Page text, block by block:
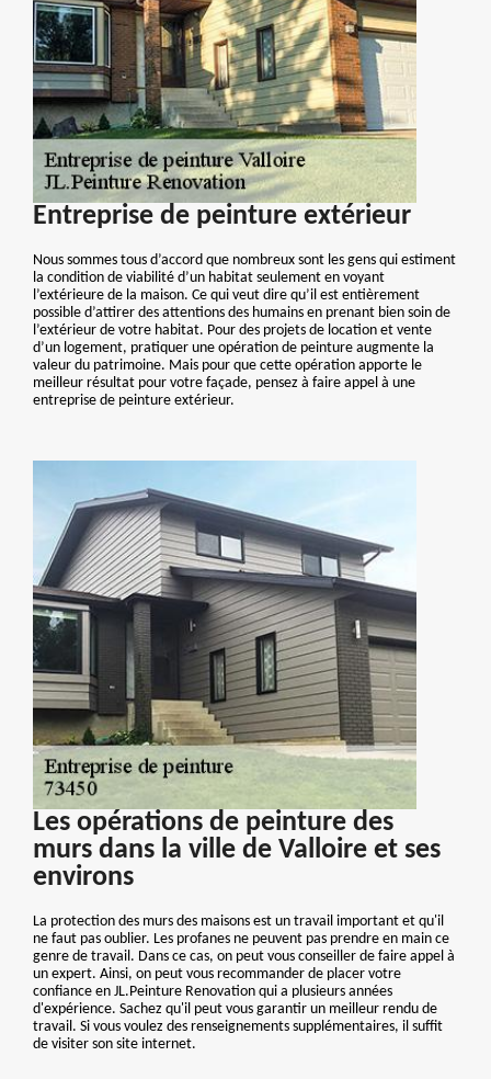
Entreprise de peinture extérieur
Nous sommes tous d’accord que nombreux sont les gens qui estiment
la condition de viabilité d’un habitat seulement en voyant
l’extérieure de la maison. Ce qui veut dire qu’il est entièrement
possible d’attirer des attentions des humains en prenant bien soin de
l’extérieur de votre habitat. Pour des projets de location et vente
d’un logement, pratiquer une opération de peinture augmente la
valeur du patrimoine. Mais pour que cette opération apporte le
meilleur résultat pour votre façade, pensez à faire appel à une
entreprise de peinture extérieur.
Les opérations de peinture des
murs dans la ville de Valloire et ses
environs
La protection des murs des maisons est un travail important et qu'il
ne faut pas oublier. Les profanes ne peuvent pas prendre en main ce
genre de travail. Dans ce cas, on peut vous conseiller de faire appel à
un expert. Ainsi, on peut vous recommander de placer votre
confiance en JL.Peinture Renovation qui a plusieurs années
d'expérience. Sachez qu'il peut vous garantir un meilleur rendu de
travail. Si vous voulez des renseignements supplémentaires, il suffit
de visiter son site internet.